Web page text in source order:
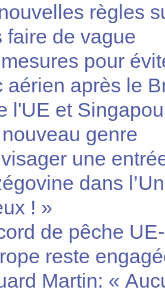
règles
faire de vague
pour
aérien après le
l'UE et
genre
une
dans
! »
de pêche
reste
Martin: «